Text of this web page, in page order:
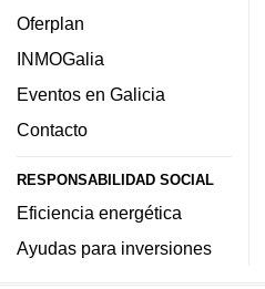
Oferplan
INMOGalia
Eventos en Galicia
Contacto
RESPONSABILIDAD SOCIAL
Eficiencia energética
Ayudas para inversiones